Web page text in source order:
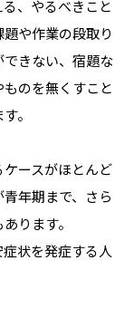
、やるべきこと
や作業の段取り
きない、宿題な
のを無くすこと
。
ースがほとんど
年期まで、さら
ります。
状を発症する人